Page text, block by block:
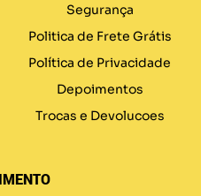
Segurança
Politica de Frete Grátis
Política de Privacidade
Depoimentos
Trocas e Devolucoes